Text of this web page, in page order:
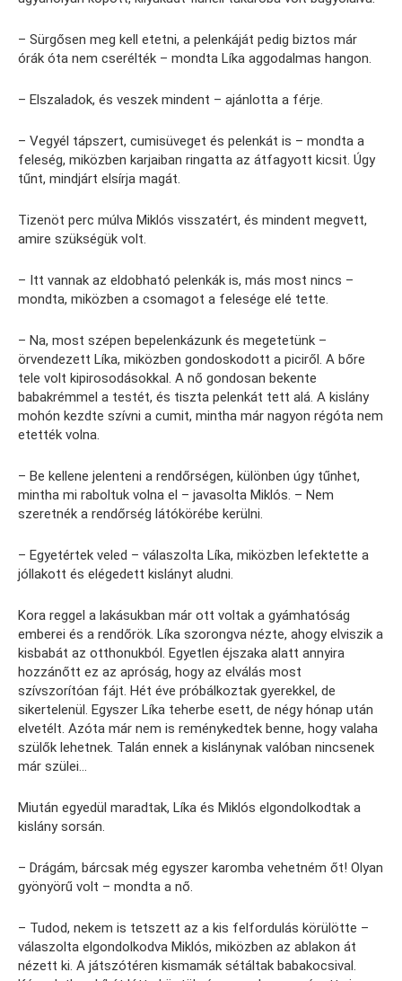
– Sürgősen meg kell etetni, a pelenkáját pedig biztos már
órák óta nem cserélték – mondta Líka aggodalmas hangon.
– Elszaladok, és veszek mindent – ajánlotta a férje.
– Vegyél tápszert, cumisüveget és pelenkát is – mondta a
feleség, miközben karjaiban ringatta az átfagyott kicsit. Úgy
tűnt, mindjárt elsírja magát.
Tizenöt perc múlva Miklós visszatért, és mindent megvett,
amire szükségük volt.
– Itt vannak az eldobható pelenkák is, más most nincs –
mondta, miközben a csomagot a felesége elé tette.
– Na, most szépen bepelenkázunk és megetetünk –
örvendezett Líka, miközben gondoskodott a piciről. A bőre
tele volt kipirosodásokkal. A nő gondosan bekente
babakrémmel a testét, és tiszta pelenkát tett alá. A kislány
mohón kezdte szívni a cumit, mintha már nagyon régóta nem
etették volna.
– Be kellene jelenteni a rendőrségen, különben úgy tűnhet,
mintha mi raboltuk volna el – javasolta Miklós. – Nem
szeretnék a rendőrség látókörébe kerülni.
– Egyetértek veled – válaszolta Líka, miközben lefektette a
jóllakott és elégedett kislányt aludni.
Kora reggel a lakásukban már ott voltak a gyámhatóság
emberei és a rendőrök. Líka szorongva nézte, ahogy elviszik a
kisbabát az otthonukból. Egyetlen éjszaka alatt annyira
hozzánőtt ez az apróság, hogy az elválás most
szívszorítóan fájt. Hét éve próbálkoztak gyerekkel, de
sikertelenül. Egyszer Líka teherbe esett, de négy hónap után
elvetélt. Azóta már nem is reménykedtek benne, hogy valaha
szülők lehetnek. Talán ennek a kislánynak valóban nincsenek
már szülei…
Miután egyedül maradtak, Líka és Miklós elgondolkodtak a
kislány sorsán.
– Drágám, bárcsak még egyszer karomba vehetném őt! Olyan
gyönyörű volt – mondta a nő.
– Tudod, nekem is tetszett az a kis felfordulás körülötte –
válaszolta elgondolkodva Miklós, miközben az ablakon át
nézett ki. A játszótéren kismamák sétáltak babakocsival.